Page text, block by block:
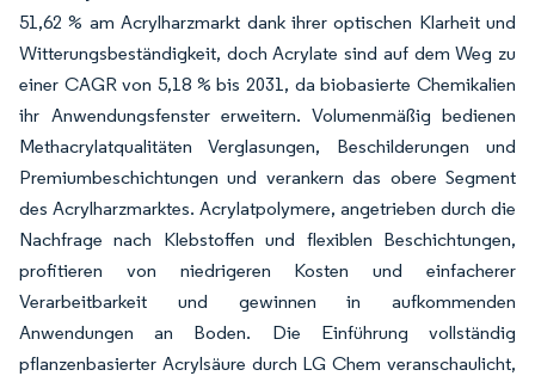
51,62 % am Acrylharzmarkt dank ihrer optischen Klarheit und
Witterungsbeständigkeit, doch Acrylate sind auf dem Weg zu
einer CAGR von 5,18 % bis 2031, da biobasierte Chemikalien
ihr Anwendungsfenster erweitern. Volumenmäßig bedienen
Methacrylatqualitäten Verglasungen, Beschilderungen und
Premiumbeschichtungen und verankern das obere Segment
des Acrylharzmarktes. Acrylatpolymere, angetrieben durch die
Nachfrage nach Klebstoffen und flexiblen Beschichtungen,
profitieren von niedrigeren Kosten und einfacherer
Verarbeitbarkeit und gewinnen in aufkommenden
Anwendungen an Boden. Die Einführung vollständig
pflanzenbasierter Acrylsäure durch LG Chem veranschaulicht,